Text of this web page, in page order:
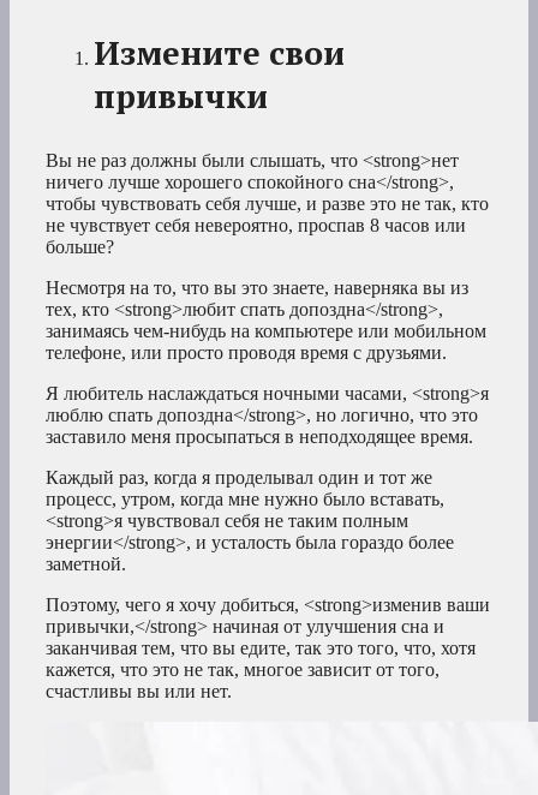
Измените свои
привычки
Вы не раз должны были слышать, что <strong>нет
ничего лучше хорошего спокойного сна</strong>,
чтобы чувствовать себя лучше, и разве это не так, кто
не чувствует себя невероятно, проспав 8 часов или
больше?
Несмотря на то, что вы это знаете, наверняка вы из
тех, кто <strong>любит спать допоздна</strong>,
занимаясь чем-нибудь на компьютере или мобильном
телефоне, или просто проводя время с друзьями.
Я любитель наслаждаться ночными часами, <strong>я
люблю спать допоздна</strong>, но логично, что это
заставило меня просыпаться в неподходящее время.
Каждый раз, когда я проделывал один и тот же
процесс, утром, когда мне нужно было вставать,
<strong>я чувствовал себя не таким полным
энергии</strong>, и усталость была гораздо более
заметной.
Поэтому, чего я хочу добиться, <strong>изменив ваши
привычки,</strong> начиная от улучшения сна и
заканчивая тем, что вы едите, так это того, что, хотя
кажется, что это не так, многое зависит от того,
счастливы вы или нет.